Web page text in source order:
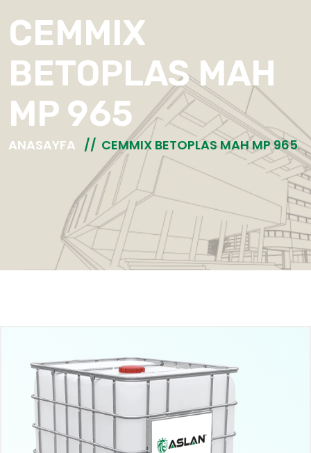
CEMMIX
BETOPLAS MAH
MP 965
ANASAYFA CEMMIX BETOPLAS MAH MP 965